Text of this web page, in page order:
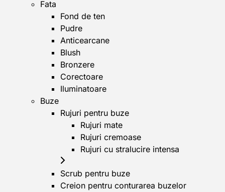
Fata
Fond de ten
Pudre
Anticearcane
Blush
Bronzere
Corectoare
Iluminatoare
Buze
Rujuri pentru buze
Rujuri mate
Rujuri cremoase
Rujuri cu stralucire intensa
Scrub pentru buze
Creion pentru conturarea buzelor